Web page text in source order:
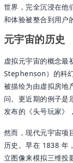
世界，完全沉浸在他
和体验被整合到用户
元宇宙的历史
虚拟元宇宙的概念最
Stephenson）的科
被描绘为由虚拟房地
问。更近期的例子
发布的《头号玩家》
然而，现代元宇宙项
历史。早在 1838 年
立图像来模拟三维投